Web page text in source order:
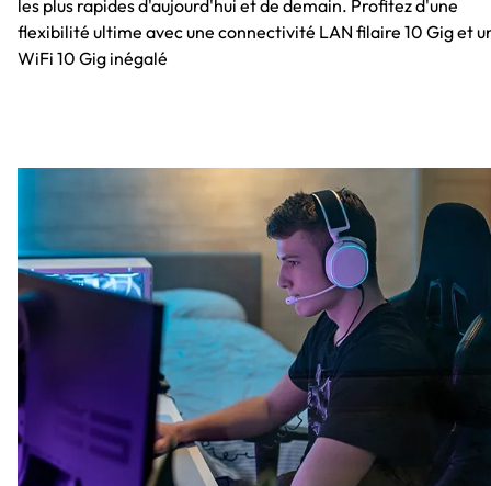
les plus rapides d'aujourd'hui et de demain. Profitez d'une
flexibilité ultime avec une connectivité LAN filaire 10 Gig et
WiFi 10 Gig inégalé